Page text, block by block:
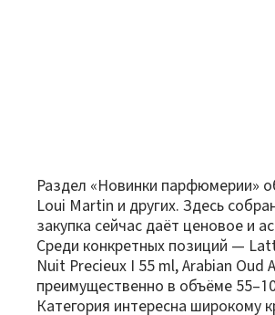
Раздел «Новинки парфюмерии»
Loui Martin и других. Здесь
закупка сейчас даёт ценовое и
Среди конкретных позиций —
Nuit Precieux I 55 ml, Arabian Oud
преимущественно в объёме
Категория интересна широкому